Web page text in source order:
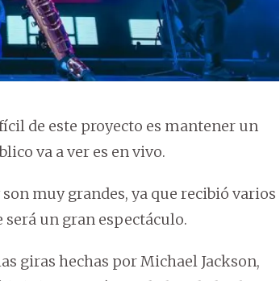
de este proyecto es mantener un
va a ver es en vivo.
muy grandes, ya que recibió varios
será un gran espectáculo.
giras hechas por Michael Jackson,